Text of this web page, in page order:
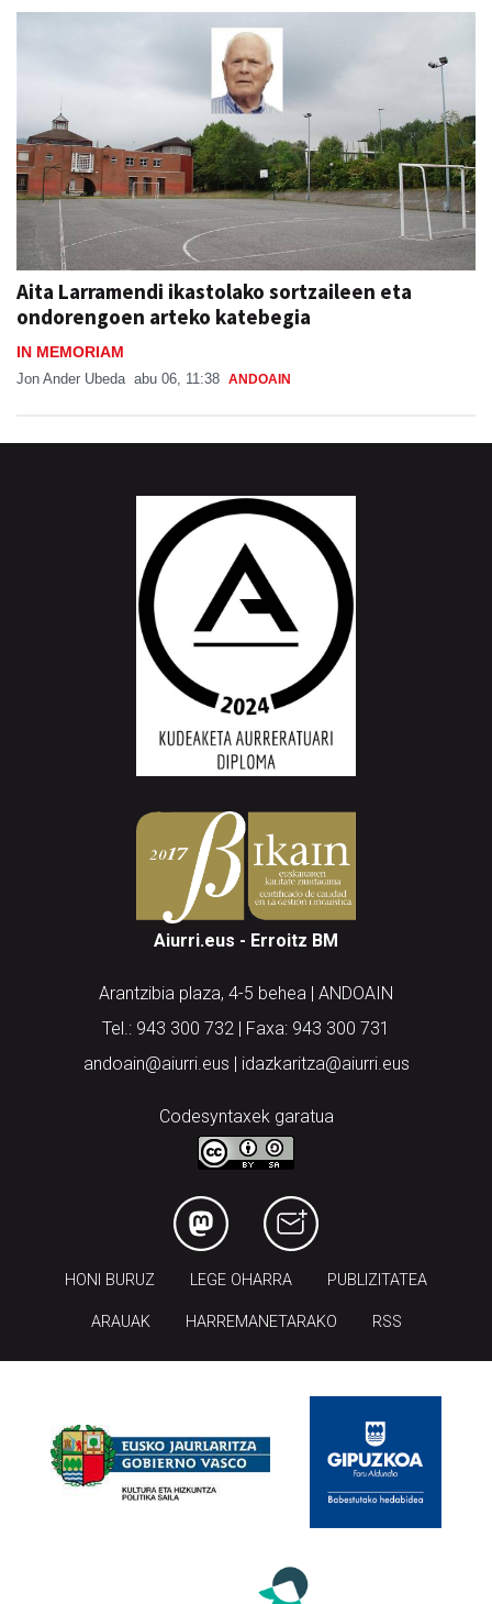
Aita Larramendi ikastolako sortzaileen eta
ondorengoen arteko katebegia
IN MEMORIAM
Jon Ander Ubeda abu 06, 11:38 ANDOAIN
Aiurri.eus - Erroitz BM
Arantzibia plaza, 4-5 behea | ANDOAIN
Tel.: 943 300 732 | Faxa: 943 300 731
andoain@aiurri.eus | idazkaritza@aiurri.eus
Codesyntaxek garatua
HONI BURUZ LEGE OHARRA PUBLIZITATEA
ARAUAK HARREMANETARAKO RSS